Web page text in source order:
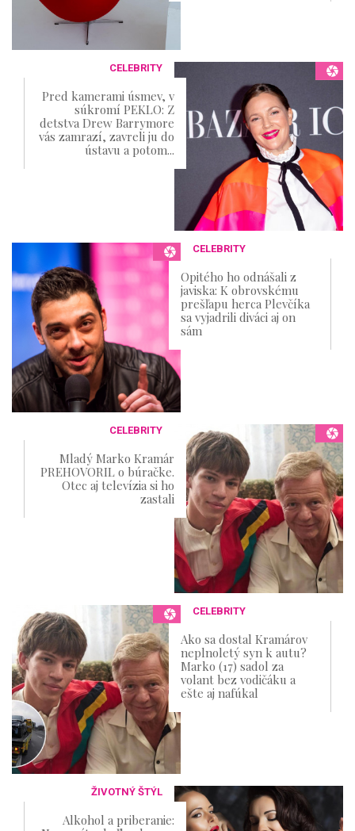
CELEBRITY
Pred kamerami úsmev, v
súkromí PEKLO: Z
detstva Drew Barrymore
vás zamrazí, zavreli ju do
ústavu a potom...
CELEBRITY
Opitého ho odnášali z
javiska: K obrovskému
prešľapu herca Plevčíka
sa vyjadrili diváci aj on
sám
CELEBRITY
Mladý Marko Kramár
PREHOVORIL o búračke.
Otec aj televízia si ho
zastali
CELEBRITY
Ako sa dostal Kramárov
neplnoletý syn k autu?
Marko (17) sadol za
volant bez vodičáku a
ešte aj nafúkal
ŽIVOTNÝ ŠTÝL
Alkohol a priberanie: